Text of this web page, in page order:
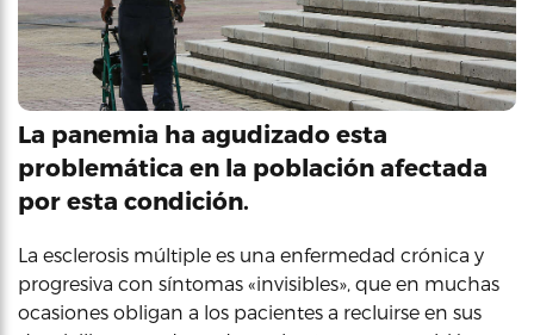
La panemia ha agudizado esta
problemática en la población afectada
por esta condición.
La esclerosis múltiple es una enfermedad crónica y
progresiva con síntomas «invisibles», que en muchas
ocasiones obligan a los pacientes a recluirse en sus